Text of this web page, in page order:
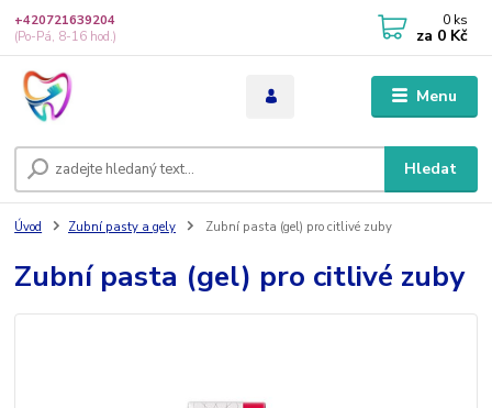
Menu
Hledat
+420721639204
(Po-Pá, 8-16 hod.)
0 ks
za 0 Kč
Úvod Zubní pasty a gely Zubní pasta (gel) pro citlivé zuby
Zubní pasta (gel) pro citlivé zuby